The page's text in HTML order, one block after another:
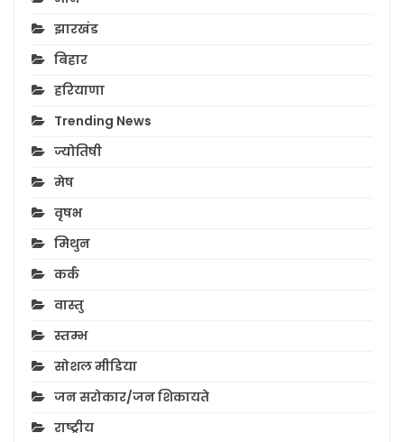
झारखंड
बिहार
हरियाणा
Trending News
ज्योतिषी
मेष
वृषभ
मिथुन
कर्क
वास्तु
स्तम्भ
सोशल मीडिया
जन सरोकार/जन शिकायते
राष्ट्रीय